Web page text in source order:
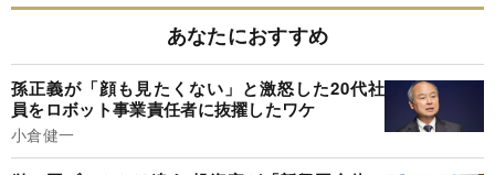
あなたにおすすめ
孫正義が「顔も見たくない」と激怒した20代社
員をロボット事業責任者に抜擢したワケ
小倉健一